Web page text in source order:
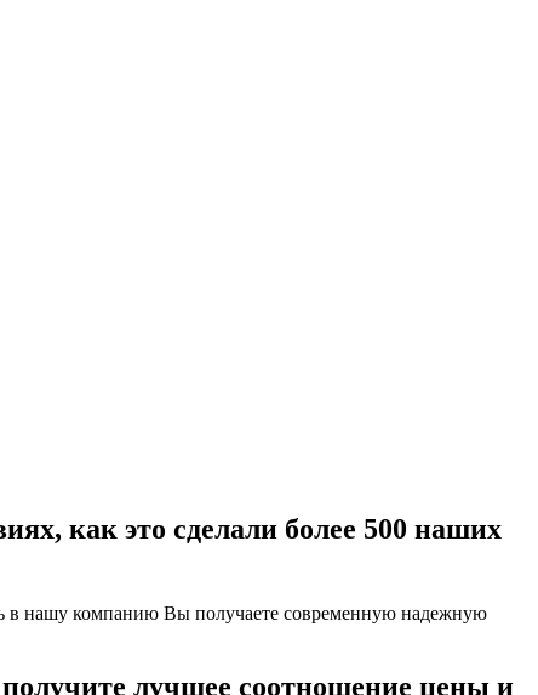
как это сделали более 500 наших
в нашу компанию Вы получаете современную надежную
лучшее соотношение цены и